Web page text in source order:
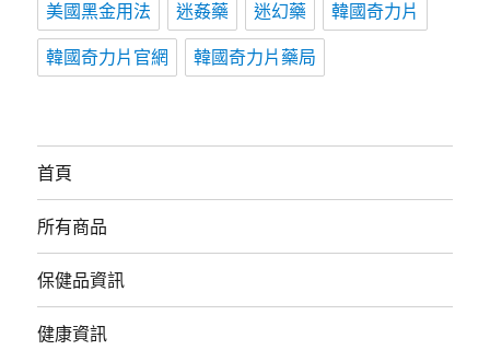
美國黑金用法 迷姦藥 迷幻藥 韓國奇力片
韓國奇力片官網 韓國奇力片藥局
首頁
所有商品
保健品資訊
健康資訊